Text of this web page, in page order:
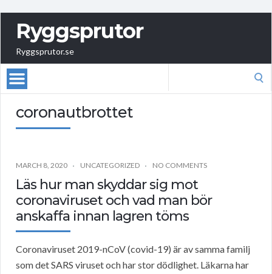
Ryggsprutor
Ryggsprutor.se
coronautbrottet
MARCH 8, 2020 UNCATEGORIZED NO COMMENTS
Läs hur man skyddar sig mot
coronaviruset och vad man bör
anskaffa innan lagren töms
Coronaviruset 2019-nCoV (covid-19) är av samma familj
som det SARS viruset och har stor dödlighet. Läkarna har